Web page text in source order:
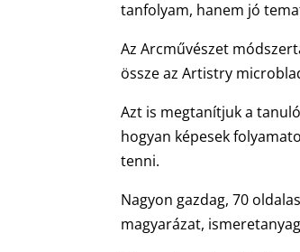
tanfolyam, hanem jó
Az Arcművészet
össze az Artistry
Azt is megtanítjuk a
hogyan képesek
tenni.
Nagyon gazdag, 70
magyarázat,